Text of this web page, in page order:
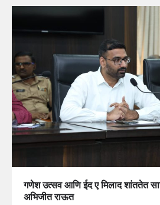
गणेश उत्सव आणि ईद ए मिलाद शांततेत
अभिजीत राऊत